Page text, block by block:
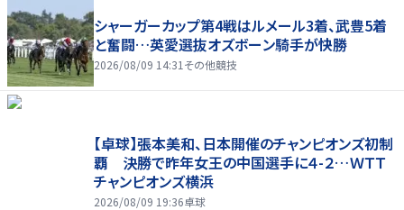
シャーガーカップ第4戦はルメール3着、武豊5着
と奮闘…英愛選抜オズボーン騎手が快勝
2026/08/09 14:31 その他競技
【卓球】張本美和、日本開催のチャンピオンズ初制
覇 決勝で昨年女王の中国選手に４-２…ＷＴＴ
チャンピオンズ横浜
2026/08/09 19:36卓球